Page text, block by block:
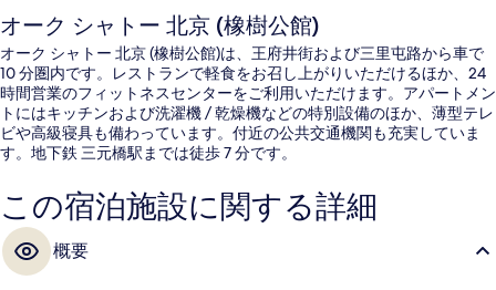
オーク シャトー 北京 (橡樹公館)
オーク シャトー 北京 (橡樹公館)は、王府井街および三里屯路から車で
10 分圏内です。レストランで軽食をお召し上がりいただけるほか、24
時間営業のフィットネスセンターをご利用いただけます。アパートメン
トにはキッチンおよび洗濯機 / 乾燥機などの特別設備のほか、薄型テレ
ビや高級寝具も備わっています。付近の公共交通機関も充実していま
す。地下鉄 三元橋駅までは徒歩 7 分です。
この宿泊施設に関する詳細
概要